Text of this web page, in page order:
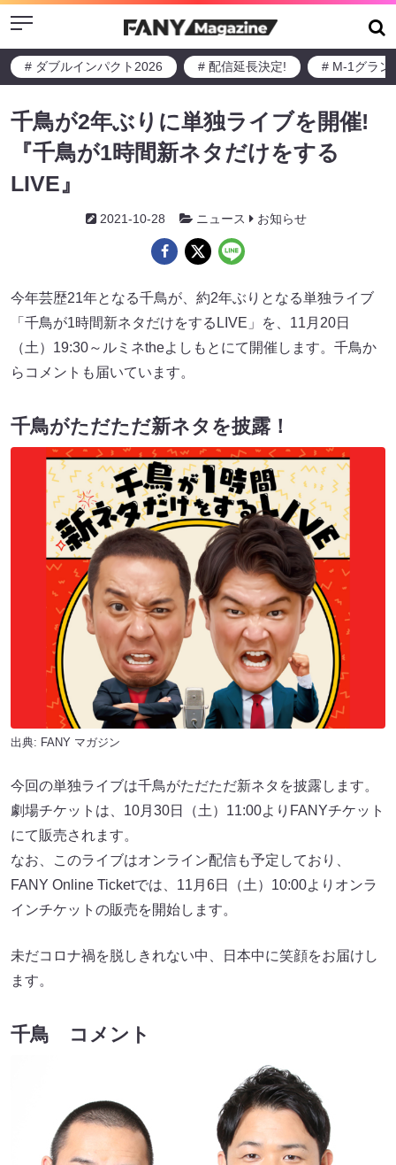
Menu
# ダブルインパクト2026 # 配信延長決定! # M-1グラン
千鳥が2年ぶりに単独ライブを開催!
『千鳥が1時間新ネタだけをする
LIVE』
2021-10-28 ニュース お知らせ
今年芸歴21年となる千鳥が、約2年ぶりとなる単独ライブ
「千鳥が1時間新ネタだけをするLIVE」を、11月20日
（土）19:30～ルミネtheよしもとにて開催します。千鳥か
らコメントも届いています。
千鳥がただただ新ネタを披露！
出典: FANY マガジン
今回の単独ライブは千鳥がただただ新ネタを披露します。
劇場チケットは、10月30日（土）11:00よりFANYチケット
にて販売されます。
なお、このライブはオンライン配信も予定しており、
FANY Online Ticketでは、11月6日（土）10:00よりオンラ
インチケットの販売を開始します。
未だコロナ禍を脱しきれない中、日本中に笑顔をお届けし
ます。
千鳥 コメント